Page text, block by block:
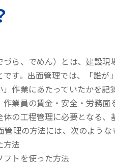
づら、でめん）とは、建設
す。出面管理では、「誰が
」作業にあたっていたかを記
業員の賃金・安全・労務面
体の工程管理に必要となる
管理の方法には、次のような
方法
フトを使った方法